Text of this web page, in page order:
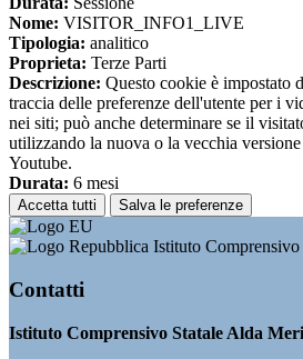
Nome: VISITOR_INFO1_LIVE
Tipologia: analitico
Proprieta: Terze Parti
Descrizione: Questo cookie è impostato
traccia delle preferenze dell'utente per i
nei siti; può anche determinare se il
utilizzando la nuova o la vecchia
Youtube.
Durata: 6 mesi
Accetta tutti Salva le preferenze
Istituto
Contatti
Istituto Comprensivo Statale Alda